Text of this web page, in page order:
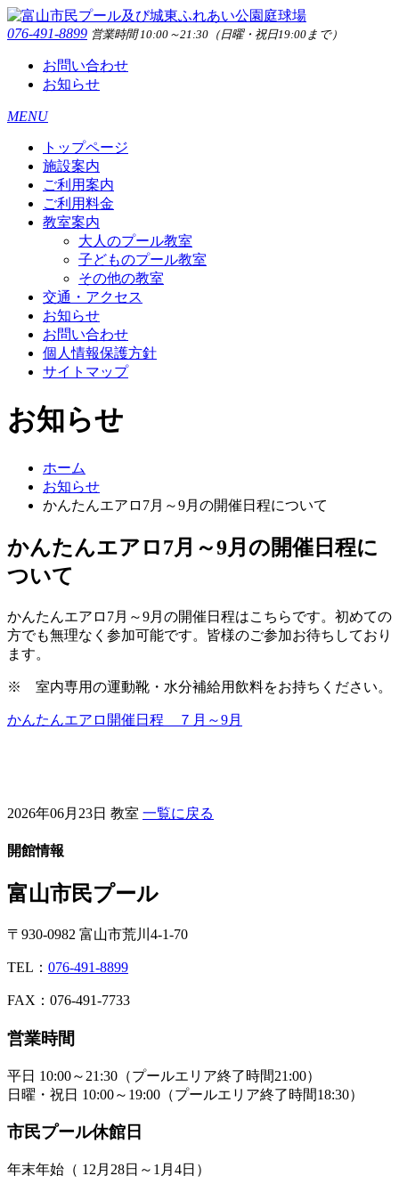
076-491-8899 営業時間 10:00～21:30（日曜・祝日19:00まで）
お問い合わせ
お知らせ
MENU
トップページ
施設案内
ご利用案内
ご利用料金
教室案内
大人のプール教室
子どものプール教室
その他の教室
交通・アクセス
お知らせ
お問い合わせ
個人情報保護方針
サイトマップ
お知らせ
ホーム
お知らせ
かんたんエアロ7月～9月の開催日程について
かんたんエアロ7月～9月の開催日程に
ついて
かんたんエアロ7月～9月の開催日程はこちらです。初めての
方でも無理なく参加可能です。皆様のご参加お待ちしており
ます。
※ 室内専用の運動靴・水分補給用飲料をお持ちください。
かんたんエアロ開催日程 ７月～9月
2026年06月23日 教室 一覧に戻る
開館情報
富山市民プール
〒930-0982 富山市荒川4-1-70
TEL： 076-491-8899
FAX：076-491-7733
営業時間
平日 10:00～21:30（プールエリア終了時間21:00）
日曜・祝日 10:00～19:00（プールエリア終了時間18:30）
市民プール休館日
年末年始（ 12月28日～1月4日）